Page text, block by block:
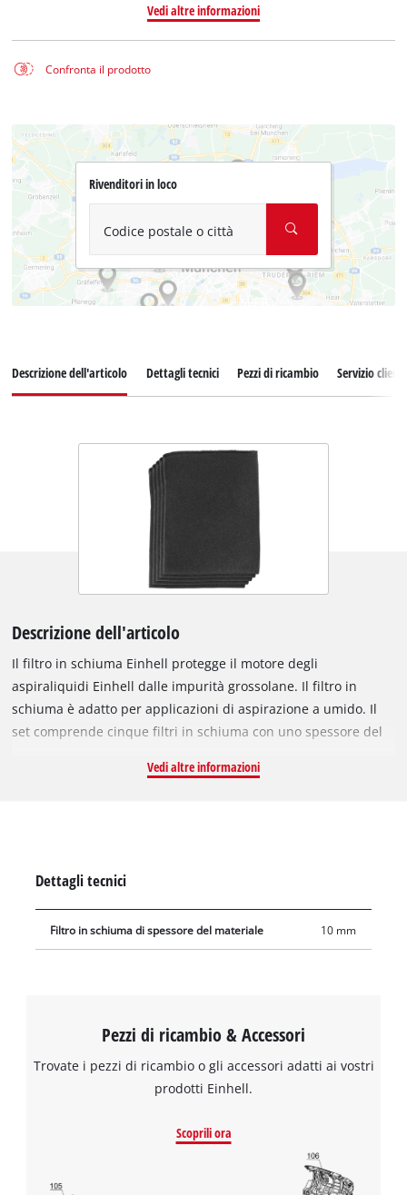
Vedi altre informazioni
Confronta il prodotto
Rivenditori in loco
Codice postale o città
Descrizione dell'articolo Dettagli tecnici Pezzi di ricambio Servizio clienti
Descrizione dell'articolo
Il filtro in schiuma Einhell protegge il motore degli
aspiraliquidi Einhell dalle impurità grossolane. Il filtro in
schiuma è adatto per applicazioni di aspirazione a umido. Il
set comprende cinque filtri in schiuma con uno spessore del
Vedi altre informazioni
Dettagli tecnici
Filtro in schiuma di spessore del materiale 10 mm
Pezzi di ricambio & Accessori
Trovate i pezzi di ricambio o gli accessori adatti ai vostri
prodotti Einhell.
Scoprili ora